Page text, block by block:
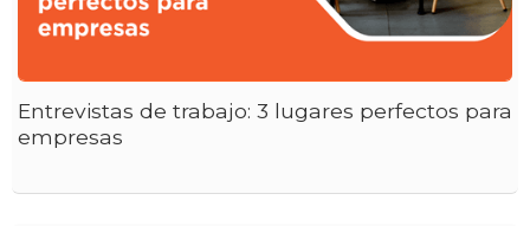
Entrevistas de trabajo: 3 lugares perfectos para
empresas